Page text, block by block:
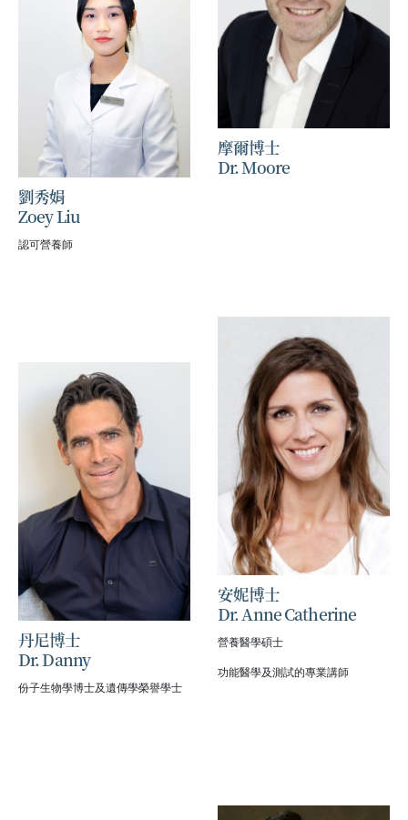
劉秀娟
Zoey Liu
認可營養師
摩爾博士
Dr. Moore
丹尼博士
Dr. Danny
份子生物學博士及遺傳學榮譽學士
安妮博士
Dr. Anne Catherine
營養醫學碩士
功能醫學及測試的專業講師